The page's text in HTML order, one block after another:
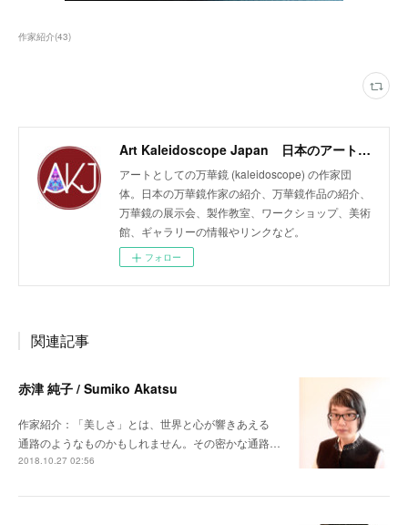
作家紹介(43)
Art Kaleidoscope Japan 日本のアート万華鏡の作家団体
アートとしての万華鏡 (kaleidoscope) の作家団
体。日本の万華鏡作家の紹介、万華鏡作品の紹介、
万華鏡の展示会、製作教室、ワークショップ、美術
館、ギャラリーの情報やリンクなど。
フォロー
関連記事
赤津 純子 / Sumiko Akatsu
作家紹介：「美しさ」とは、世界と心が響きあえる
通路のようなものかもしれません。その密かな通路…
2018.10.27 02:56